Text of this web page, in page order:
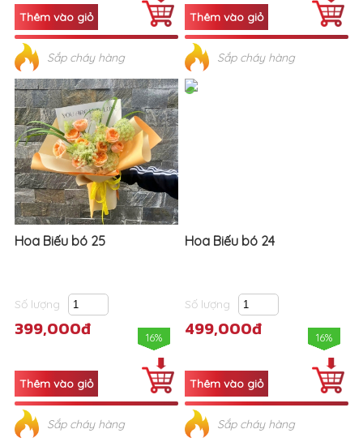
Sắp cháy hàng Sắp cháy hàng
Hoa Biếu bó 25
Số lượng
399,000đ 16%
Sắp cháy hàng
Hoa Biếu bó 24
Số lượng
499,000đ 16%
Sắp cháy hàng